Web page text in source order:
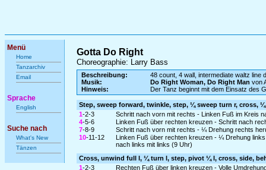
Menü
Home
Tanzarchiv
Email
Sprache
English
Suche nach
What's New
Tänzen
Gotta Do Right
Choreographie: Larry Bass
Beschreibung:
48 count, 4 wall, intermediate waltz line
Musik:
Do Right Woman, Do Right Man von
Hinweis:
Der Tanz beginnt mit dem Einsatz des
Step, sweep forward, twinkle, step, ¼ sweep turn r, cross,
1-2-3
Schritt nach vorn mit rechts - Linken Fuß im Kreis
4-5-6
Linken Fuß über rechten kreuzen - Schritt nach
7-8-9
Schritt nach vorn mit rechts - ¼ Drehung rechts
10-11-12
Linken Fuß über rechten kreuzen - ¼ Drehung
nach links mit links (9 Uhr)
Cross, unwind full l, ¼ turn l, step, pivot ¼ l, cross, side,
1-2-3
Rechten Fuß über linken kreuzen - Volle